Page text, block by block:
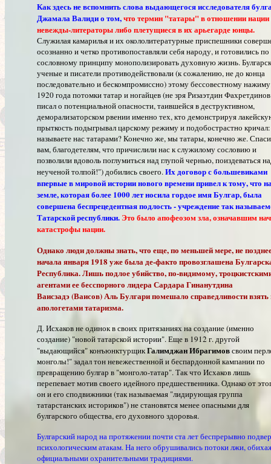
Как здесь не вспомнить слова выдающегося исследователя
Джамала Валиди о том,что термин "татары" в отношении нации
невежды-литераторы либо плетущиеся в их арьегарде юнцы.
Служилая камарилья и их окололитературные приспешники
осознанно и четко противопоставляли себя народу, и готовились по
сословному принципу монополизировать духовную жизнь.
ученые и писатели противодействовали (к сожалению, не до конца
последовательно и бескомпромиссно) этому бессовестному
1920 года потомки татар и ногайцев (не зря Ризаэтдин Фахретдинов
писал о потенциальной опасности, таившейся в деструктивном,
деморализаторском рвении именно тех, кто демонстрируя
прыткость подыгрывал царскому режиму и подобострастно
называете нас татарами? Конечно же, мы татары, конечно же.
вам, благодетелям, что причислили нас к служилому сословию и
позволили вдоволь поглумиться над глупой чернью, поиздеваться
неученой толпой!") добились своего.Их договор с большевиками
впервые в мировой истории нового времени привел к тому, что
земле, которая более 1000 лет носила гордое имя Булгар, была
совершена беспрецедентная подлость - учреждение так
Татарской республики. Это было апофеозом зла, означавшим
катастрофы нации.
Однако люди должны знать, что еще, по меньшей мере, не
начала января 1918 уже была де-факто провозглашена
Республика. Лишь подлое убийство, по-видимому,
агентами ее бесспорного лидера Сардара Гинанутдина
Ваисзадэ (Ваисов) Аль Булгари помешало справедливости взять
апологетами татаризма.
Д. Исхаков не одинок в своих притязаниях на создание (именно
создание) "новой татарской истории". Еще в 1912 г. другой
"выдающийся" конъюнктурщикГалимджан Ибрагимовсвоим
монголы!" задал тон невежественной и беспардонной кампании по
превращению булгар в "монголо-татар". Так что Исхаков лишь
перепевает мотив своего идейного предшественника. Однако от
он и его сподвижники (так называемая "лидирующая группа
татарстанских историков") не становятся менее опасными для
булгарского общества, его духовного здоровья.
Булгарский народ на протяжении почти ста лет беспрерывно
психологическим атакам. На него обрушивались потоки лжи,
официальными охранительными традициями.